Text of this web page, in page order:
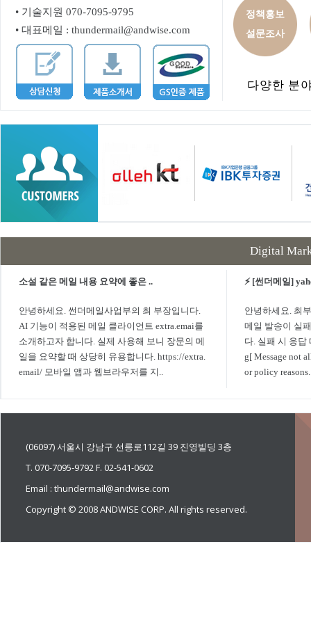
• 기술지원 070-7095-9795
• 대표메일 : thundermail@andwise.com
정책홍보
설문조사
다양한 분
소설 같은 메일 내용 요약에 좋은 ..
안녕하세요. 썬더메일사업부의 최 부장입니다.
AI 기능이 적용된 메일 클라이언트 extra.emai를
소개하고자 합니다. 실제 사용해 보니 장문의 메
일을 요약할 때 상당히 유용합니다. https://extra.
email/ 모바일 앱과 웹브라우저를 지..
⚡ [썬더메일]
안녕하세요. 최
메일 발송이 실
다. 실패 시 응답
g[ Message not
or policy
Digital
(06097) 서울시 강남구 선릉로112길 39 진영빌딩 3층
T. 070-7095-9792 F. 02-541-0602
Email : thundermail@andwise.com
Copyright © 2008 ANDWISE CORP. All rights reserved.